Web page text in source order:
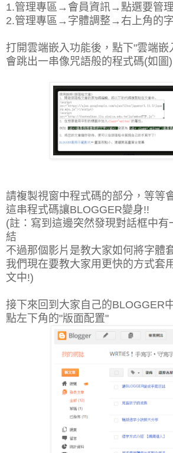
1.管理專區→會員資訊→點選要管
2.管理專區→字體調整→右上角的
打開雲端嵌入功能後，點下"雲端嵌
會跳出一串像咒語般的程式碼(如圖)
請複製視窗中程式碼的部分，等等
這串程式碼讓BLOGGER變身!!
(註：寫到這邊突然發現對話框中有
結
不過那個影片是教大家如何將字體
我們現在要教大家用更快的方式套
文中!)
接下來回到大家自己的BLOGGER
點左下角的"版面配置"